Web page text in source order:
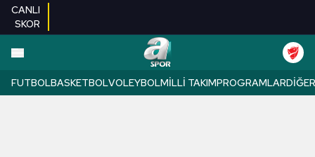
CANLI
SKOR
FUTBOLBASKETBOLVOLEYBOLMILLI TAKIMPROGRAMLARDIĞER